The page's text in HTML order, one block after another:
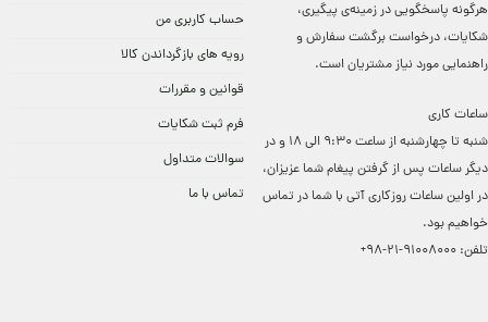
هرگونه پاسخگویی در زمینه‌ی پیگیری،
شکایات، درخواست برگشت سفارش و
راهنمایی مورد نیاز مشتریان است.
ساعات کاری
شنبه تا چهارشنبه از ساعت 9:30 الی 18 و در
دیگر ساعات ‌پس از گرفتن پیغام شما عزیزان،
در اولین ساعات روزکاری آتی با شما در تماس
خواهیم بود.
تلفن: 91008000-21-98+
حساب کاربری من
رویه های بازگرداندن کالا
قوانین و مقررات
فرم ثبت شکایات
سوالات متداول
تماس با ما